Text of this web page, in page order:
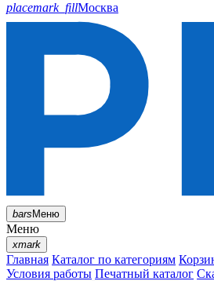
placemark_fillМосква
barsМеню
Меню
xmark
Главная Каталог по категориям
Условия работы Печатный каталог